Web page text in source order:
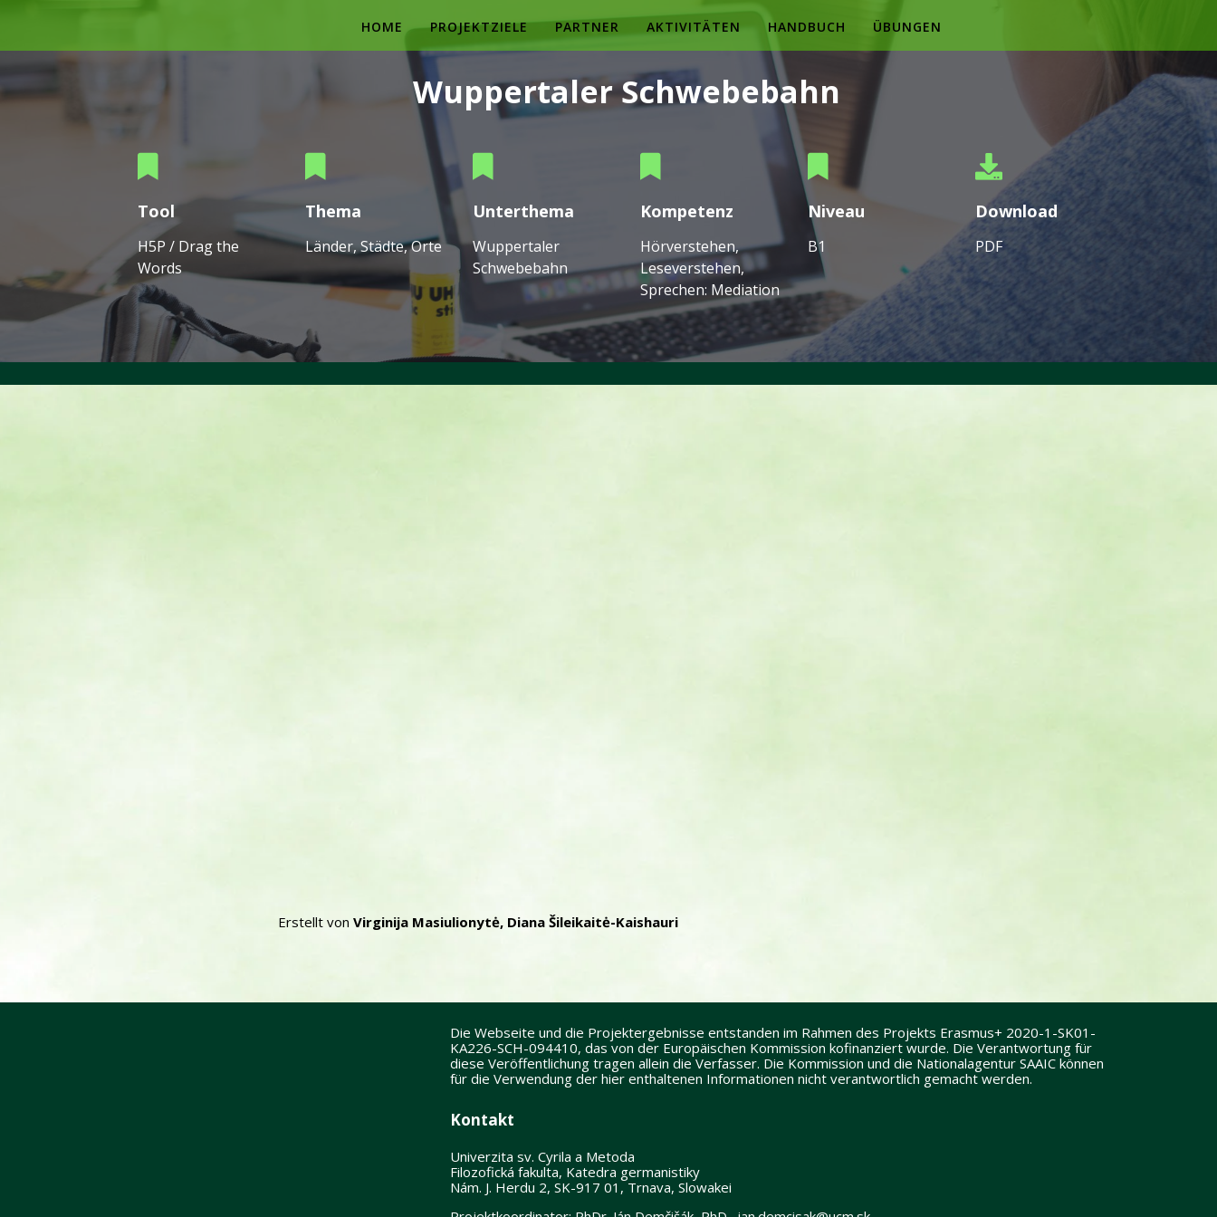
HOME PROJEKTZIELE PARTNER AKTIVITÄTEN HANDBUCH ÜBUNGEN
Wuppertaler Schwebebahn
Tool
H5P / Drag the
Words
Thema
Länder, Städte, Orte
Unterthema
Wuppertaler
Schwebebahn
Kompetenz
Hörverstehen,
Leseverstehen,
Sprechen: Mediation
Niveau
B1
Download
PDF
Erstellt von Virginija Masiulionytė, Diana Šileikaitė-Kaishauri
Die Webseite und die Projektergebnisse entstanden im Rahmen des Projekts Erasmus+ 2020-1-SK01-
KA226-SCH-094410, das von der Europäischen Kommission kofinanziert wurde. Die Verantwortung für
diese Veröffentlichung tragen allein die Verfasser. Die Kommission und die Nationalagentur SAAIC können
für die Verwendung der hier enthaltenen Informationen nicht verantwortlich gemacht werden.
Kontakt
Univerzita sv. Cyrila a Metoda
Filozofická fakulta, Katedra germanistiky
Nám. J. Herdu 2, SK-917 01, Trnava, Slowakei